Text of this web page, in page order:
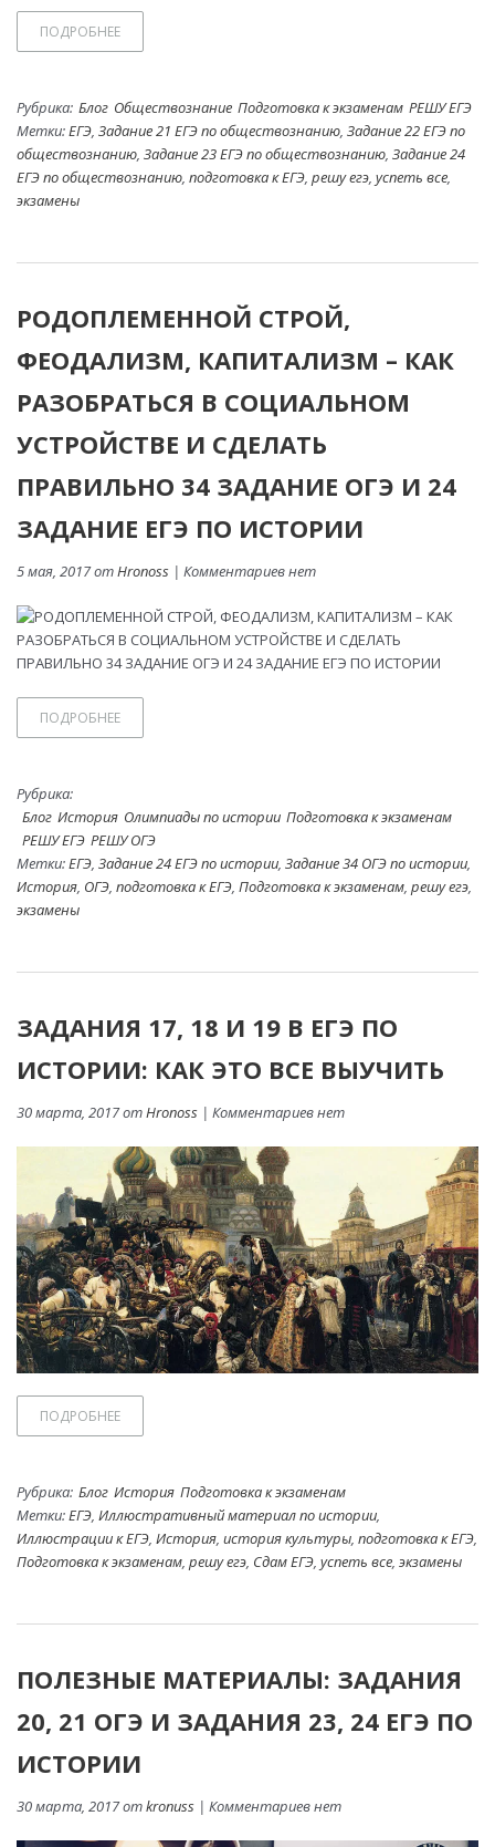
ПОДРОБНЕЕ
Рубрика: Блог Обществознание Подготовка к экзаменам РЕШУ ЕГЭ
Метки:ЕГЭ, Задание 21 ЕГЭ по обществознанию, Задание 22 ЕГЭ по
обществознанию, Задание 23 ЕГЭ по обществознанию, Задание 24
ЕГЭ по обществознанию, подготовка к ЕГЭ, решу егэ, успеть все,
экзамены
РОДОПЛЕМЕННОЙ СТРОЙ,
ФЕОДАЛИЗМ, КАПИТАЛИЗМ – КАК
РАЗОБРАТЬСЯ В СОЦИАЛЬНОМ
УСТРОЙСТВЕ И СДЕЛАТЬ
ПРАВИЛЬНО 34 ЗАДАНИЕ ОГЭ И 24
ЗАДАНИЕ ЕГЭ ПО ИСТОРИИ
5 мая, 2017 отHronoss | Комментариев нет
ПОДРОБНЕЕ
Рубрика:
Блог История Олимпиады по истории Подготовка к экзаменам
РЕШУ ЕГЭ РЕШУ ОГЭ
Метки:ЕГЭ, Задание 24 ЕГЭ по истории, Задание 34 ОГЭ по истории,
История, ОГЭ, подготовка к ЕГЭ, Подготовка к экзаменам, решу егэ,
экзамены
ЗАДАНИЯ 17, 18 И 19 В ЕГЭ ПО
ИСТОРИИ: КАК ЭТО ВСЕ ВЫУЧИТЬ
30 марта, 2017 отHronoss | Комментариев нет
ПОДРОБНЕЕ
Рубрика: Блог История Подготовка к экзаменам
Метки:ЕГЭ, Иллюстративный материал по истории,
Иллюстрации к ЕГЭ, История, история культуры, подготовка к ЕГЭ,
Подготовка к экзаменам, решу егэ, Сдам ЕГЭ, успеть все, экзамены
ПОЛЕЗНЫЕ МАТЕРИАЛЫ: ЗАДАНИЯ
20, 21 ОГЭ И ЗАДАНИЯ 23, 24 ЕГЭ ПО
ИСТОРИИ
30 марта, 2017 отkronuss | Комментариев нет